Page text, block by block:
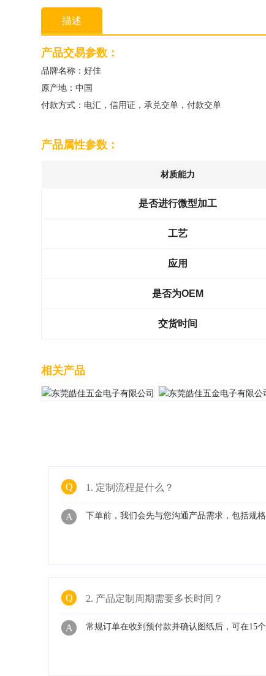
描述
产品交易参数：
品牌名称：好佳
原产地：中国
付款方式：电汇，信用证，承兑交单，付款交单
产品属性参数：
材质能力
是否进行微型加工
工艺
应用
是否为OEM
交货时间
相关产品
Q 1. 定制流程是什么？
A 下单前，我们会先与您沟通产品需求，包括规
Q 2. 产品定制周期需要多长时间？
A 常规订单在收到预付款并确认图纸后，可在15